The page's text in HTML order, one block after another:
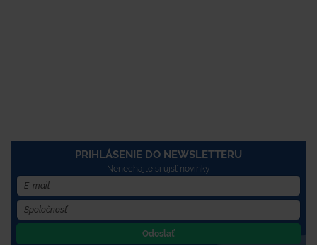
PRIHLÁSENIE DO NEWSLETTERU
Nenechajte si újsť novinky
Odoslať